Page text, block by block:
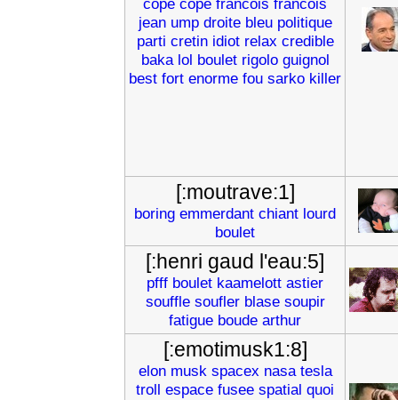
cope cope francois francois
jean ump droite bleu politique
parti cretin idiot relax credible
baka lol boulet rigolo guignol
best fort enorme fou sarko killer
[:moutrave:1]
boring emmerdant chiant lourd
boulet
[:henri gaud l'eau:5]
pfff boulet kaamelott astier
souffle soufler blase soupir
fatigue boude arthur
[:emotimusk1:8]
elon musk spacex nasa tesla
troll espace fusee spatial quoi